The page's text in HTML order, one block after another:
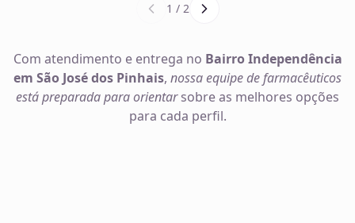
1 / 2
Com atendimento e entrega no Bairro Independência
em São José dos Pinhais, nossa equipe de farmacêuticos
está preparada para orientarsobre as melhores opções
para cada perfil.